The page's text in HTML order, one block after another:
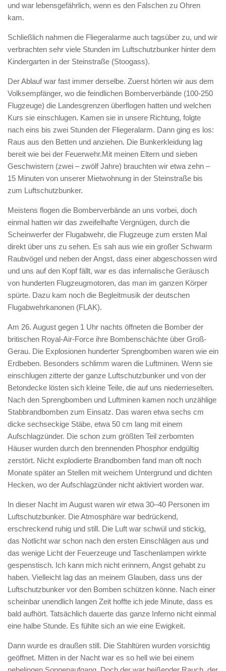
und war lebensgefährlich, wenn es den Falschen zu Ohren
kam.
Schließlich nahmen die Fliegeralarme auch tagsüber zu, und wir
verbrachten sehr viele Stunden im Luftschutzbunker hinter dem
Kindergarten in der Steinstraße (Stoogass).
Der Ablauf war fast immer derselbe. Zuerst hörten wir aus dem
Volksempfänger, wo die feindlichen Bomberverbände (100-250
Flugzeuge) die Landesgrenzen überflogen hatten und welchen
Kurs sie einschlugen. Kamen sie in unsere Richtung, folgte
nach eins bis zwei Stunden der Fliegeralarm. Dann ging es los:
Raus aus den Betten und anziehen. Die Bunkerkleidung lag
bereit wie bei der Feuerwehr.Mit meinen Eltern und sieben
Geschwistern (zwei – zwölf Jahre) brauchten wir etwa zehn –
15 Minuten von unserer Mietwohnung in der Steinstraße bis
zum Luftschutzbunker.
Meistens flogen die Bomberverbände an uns vorbei, doch
einmal hatten wir das zweifelhafte Vergnügen, durch die
Scheinwerfer der Flugabwehr, die Flugzeuge zum ersten Mal
direkt über uns zu sehen. Es sah aus wie ein großer Schwarm
Raubvögel und neben der Angst, dass einer abgeschossen wird
und uns auf den Kopf fällt, war es das infernalische Geräusch
von hunderten Flugzeugmotoren, das man im ganzen Körper
spürte. Dazu kam noch die Begleitmusik der deutschen
Flugabwehrkanonen (FLAK).
Am 26. August gegen 1 Uhr nachts öffneten die Bomber der
britischen Royal-Air-Force ihre Bombenschächte über Groß-
Gerau. Die Explosionen hunderter Sprengbomben waren wie ein
Erdbeben. Besonders schlimm waren die Luftminen. Wenn sie
einschlugen zitterte der ganze Luftschutzbunker und von der
Betondecke lösten sich kleine Teile, die auf uns niederrieselten.
Nach den Sprengbomben und Luftminen kamen noch unzählige
Stabbrandbomben zum Einsatz. Das waren etwa sechs cm
dicke sechseckige Stäbe, etwa 50 cm lang mit einem
Aufschlagzünder. Die schon zum größten Teil zerbomten
Häuser wurden durch den brennenden Phosphor endgültig
zerstört. Nicht explodierte Brandbomben fand man oft noch
Monate später an Stellen mit weichem Untergrund und dichten
Hecken, wo der Aufschlagzünder nicht aktiviert worden war.
In dieser Nacht im August waren wir etwa 30–40 Personen im
Luftschutzbunker. Die Atmosphäre war bedrückend,
erschreckend ruhig und still. Die Luft war schwül und stickig,
das Notlicht war schon nach den ersten Einschlägen aus und
das wenige Licht der Feuerzeuge und Taschenlampen wirkte
gespenstisch. Ich kann mich nicht erinnern, Angst gehabt zu
haben. Vielleicht lag das an meinem Glauben, dass uns der
Luftschutzbunker vor den Bomben schützen könne. Nach einer
scheinbar unendlich langen Zeit hoffte ich jede Minute, dass es
bald aufhört. Tatsächlich dauerte das ganze Inferno nicht einmal
eine halbe Stunde. Es fühlte sich an wie eine Ewigkeit.
Dann wurde es draußen still. Die Stahltüren wurden vorsichtig
geöffnet. Mitten in der Nacht war es so hell wie bei einem